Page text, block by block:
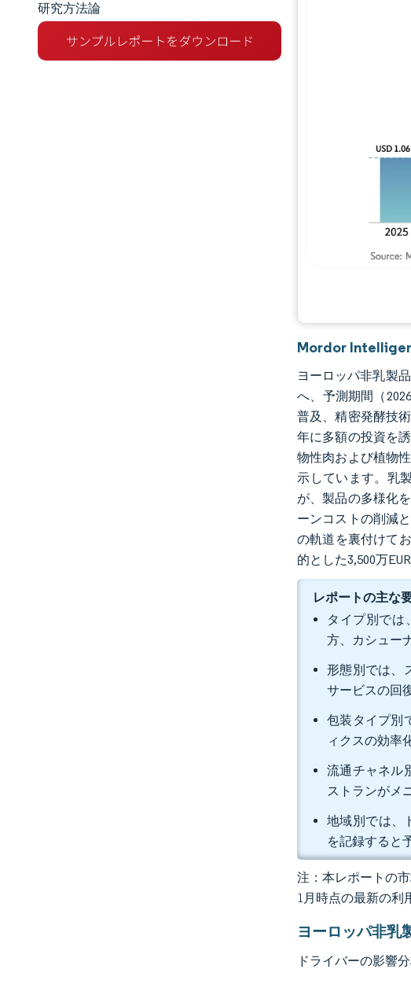
トレンドとインサイト
セグメント分析
研究方法論
Mordor
ヨーロッパ非乳製
へ、予測期間（
普及、精密発酵技
年に多額の投資を
物性肉および植物
示しています。乳
が、製品の多様化
ーンコストの削減
の軌道を裏付けて
的とした3,500万
レポートの主な
タイプ別では
方、カシュー
形態別では、
サービスの回
包装タイプ別
ィクスの効率
流通チャネル
ストランがメ
地域別では、
を記録すると
注：本レポートの
1月時点の最新の利
ヨーロッパ非乳
ドライバーの影響